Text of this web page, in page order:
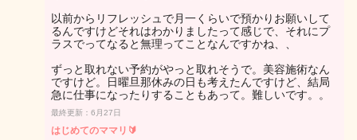
以前からリフレッシュで月一くらいで預かりお願いして
るんですけどそれはわかりましたって感じで、それにプ
ラスでってなると無理ってことなんですかね、、
ずっと取れない予約がやっと取れそうで。美容施術なん
ですけど。日曜旦那休みの日も考えたんですけど、結局
急に仕事になったりすることもあって。難しいです。。
最終更新：6月27日
はじめてのママリ🔰